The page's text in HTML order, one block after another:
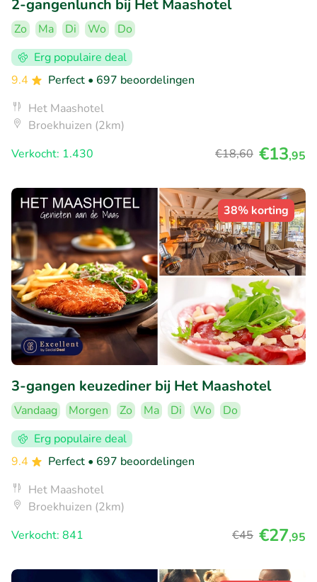
2-gangenlunch bij Het Maashotel
Zo Ma Di Wo
Do
Erg populaire deal
9.4
Perfect • 697 beoordelingen
Het Maashotel
Broekhuizen (2km)
Verkocht: 1.430
€18,60 €13,95
38% korting
3-gangen keuzediner bij Het Maashotel
Vandaag Morgen Zo Ma Di Wo
Do
Erg populaire deal
9.4
Perfect • 697 beoordelingen
Het Maashotel
Broekhuizen (2km)
Verkocht: 841
€45 €27,95